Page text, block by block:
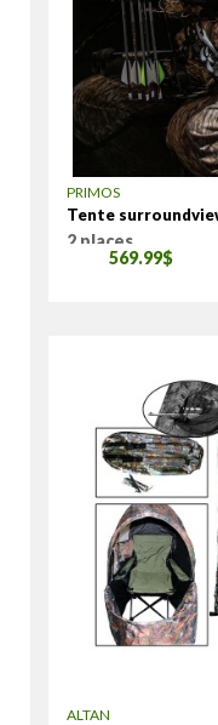
PRIMOS
Tente
2 places
569.99$
ALTAN